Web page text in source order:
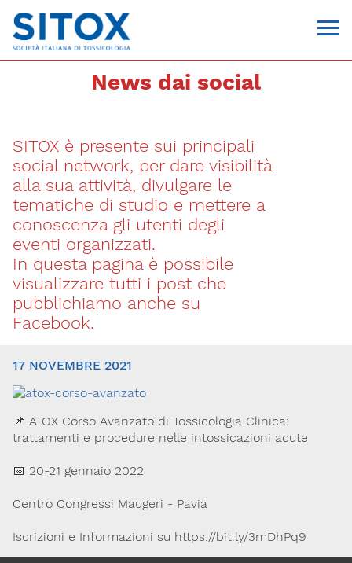
Via Giovanni Pascoli, 3
20129, Milano
C.F. 96330980580
P.I. 06792491000
T. 02-29520311
segreteria@sitox.org
News dai social
SITOX è presente sui principali
social network, per dare visibilità
alla sua attività, divulgare le
tematiche di studio e mettere a
conoscenza gli utenti degli
eventi organizzati.
In questa pagina è possibile
visualizzare tutti i post che
pubblichiamo anche su
Facebook.
17 NOVEMBRE 2021
📌 ATOX Corso Avanzato di Tossicologia Clinica:
trattamenti e procedure nelle intossicazioni acute
📅 20-21 gennaio 2022
Centro Congressi Maugeri - Pavia
Iscrizioni e Informazioni su https://bit.ly/3mDhPq9
Via Giovanni Pascoli, 3
C.F. 96330980580